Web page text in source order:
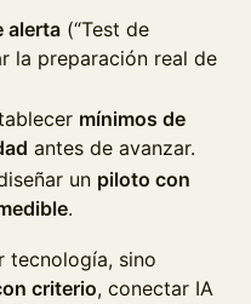
alerta (“Test de
la preparación real de
mínimos de
antes de avanzar.
un piloto con
.
tecnología, sino
criterio, conectar IA